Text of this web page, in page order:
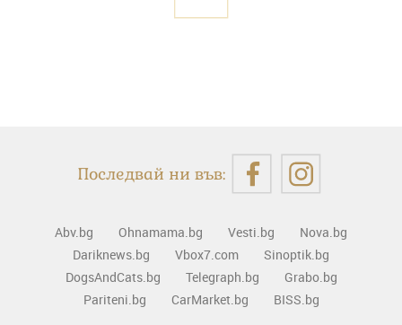
Последвай ни във:
Abv.bg Ohnamama.bg Vesti.bg
Nova.bg
Dariknews.bg
Vbox7.com
Sinoptik.bg
DogsAndCats.bg
Telegraph.bg
Grabo.bg
Pariteni.bg
CarMarket.bg
BISS.bg